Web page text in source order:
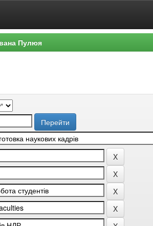
Пулюя